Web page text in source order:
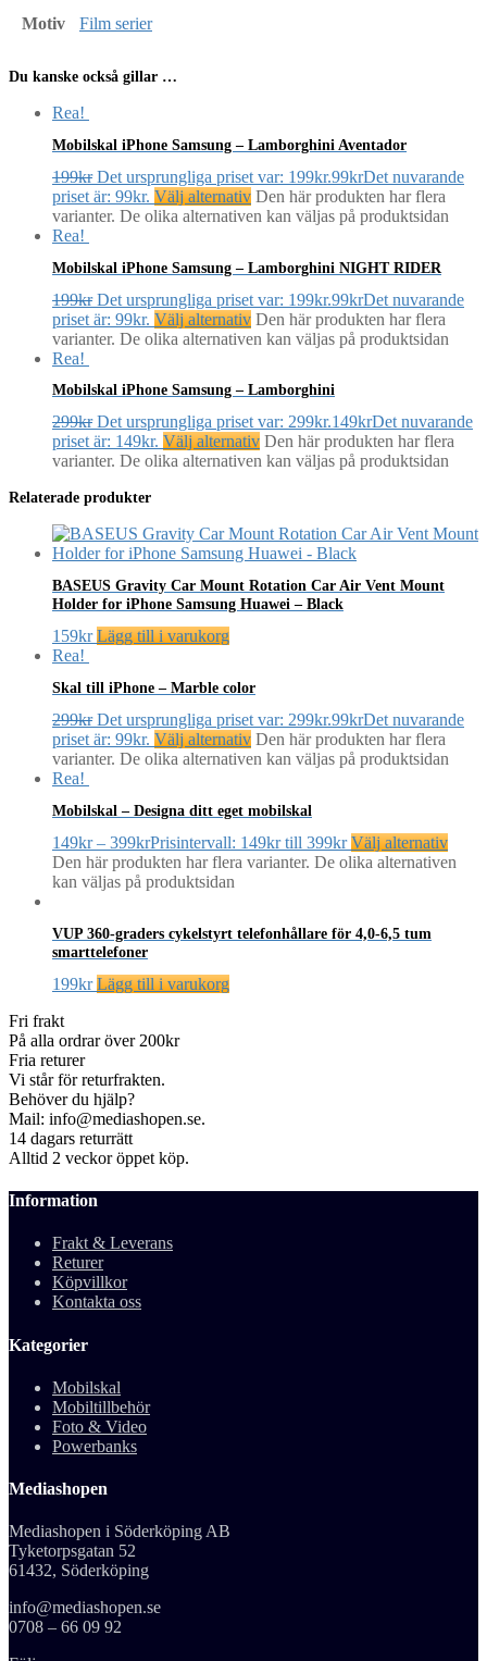
Motiv Film serier
Du kanske också gillar …
Rea!
Mobilskal iPhone Samsung – Lamborghini Aventador
199kr Det ursprungliga priset var: 199kr.99krDet nuvarande
priset är: 99kr. Välj alternativ Den här produkten har flera
varianter. De olika alternativen kan väljas på produktsidan
Rea!
Mobilskal iPhone Samsung – Lamborghini NIGHT RIDER
199kr Det ursprungliga priset var: 199kr.99krDet nuvarande
priset är: 99kr. Välj alternativ Den här produkten har flera
varianter. De olika alternativen kan väljas på produktsidan
Rea!
Mobilskal iPhone Samsung – Lamborghini
299kr Det ursprungliga priset var: 299kr.149krDet nuvarande
priset är: 149kr. Välj alternativ Den här produkten har flera
varianter. De olika alternativen kan väljas på produktsidan
Relaterade produkter
BASEUS Gravity Car Mount Rotation Car Air Vent Mount
Holder for iPhone Samsung Huawei – Black
159kr Lägg till i varukorg
Rea!
Skal till iPhone – Marble color
299kr Det ursprungliga priset var: 299kr.99krDet nuvarande
priset är: 99kr. Välj alternativ Den här produkten har flera
varianter. De olika alternativen kan väljas på produktsidan
Rea!
Mobilskal – Designa ditt eget mobilskal
149kr – 399krPrisintervall: 149kr till 399kr Välj alternativ
Den här produkten har flera varianter. De olika alternativen
kan väljas på produktsidan
VUP 360-graders cykelstyrt telefonhållare för 4,0-6,5 tum
smarttelefoner
199kr Lägg till i varukorg
Fri frakt
På alla ordrar över 200kr
Fria returer
Vi står för returfrakten.
Behöver du hjälp?
Mail: info@mediashopen.se.
14 dagars returrätt
Alltid 2 veckor öppet köp.
Information
Frakt & Leverans
Returer
Köpvillkor
Kontakta oss
Kategorier
Mobilskal
Mobiltillbehör
Foto & Video
Powerbanks
Mediashopen
Mediashopen i Söderköping AB
Tyketorpsgatan 52
61432, Söderköping
info@mediashopen.se
0708 – 66 09 92